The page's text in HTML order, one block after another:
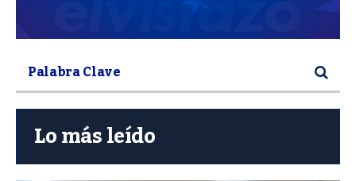
Lo más leído